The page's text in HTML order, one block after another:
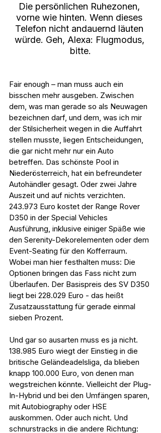
Die persönlichen Ruhezonen,
vorne wie hinten. Wenn dieses
Telefon nicht andauernd läuten
würde. Geh, Alexa: Flugmodus,
bitte.
Fair enough – man muss auch ein
bisschen mehr ausgeben. Zwischen
dem, was man gerade so als Neuwagen
bezeichnen darf, und dem, was ich mir
der Stilsicherheit wegen in die Auffahrt
stellen musste, liegen Entscheidungen,
die gar nicht mehr nur ein Auto
betreffen. Das schönste Pool in
Niederösterreich, hat ein befreundeter
Autohändler gesagt. Oder zwei Jahre
Auszeit und auf nichts verzichten.
243.973 Euro kostet der Range Rover
D350 in der Special Vehicles
Ausführung, inklusive einiger Späße wie
den Serenity-Dekorelementen oder dem
Event-Seating für den Kofferraum.
Wobei man hier festhalten muss: Die
Optionen bringen das Fass nicht zum
Überlaufen. Der Basispreis des SV D350
liegt bei 228.029 Euro - das heißt
Zusatzausstattung für gerade einmal
sieben Prozent.
Und gar so ausarten muss es ja nicht.
138.985 Euro wiegt der Einstieg in die
britische Geländeadelsliga, da blieben
knapp 100.000 Euro, von denen man
wegstreichen könnte. Vielleicht der Plug-
In-Hybrid und bei den Umfängen sparen,
mit Autobiography oder HSE
auskommen. Oder auch nicht. Und
schnurstracks in die andere Richtung: